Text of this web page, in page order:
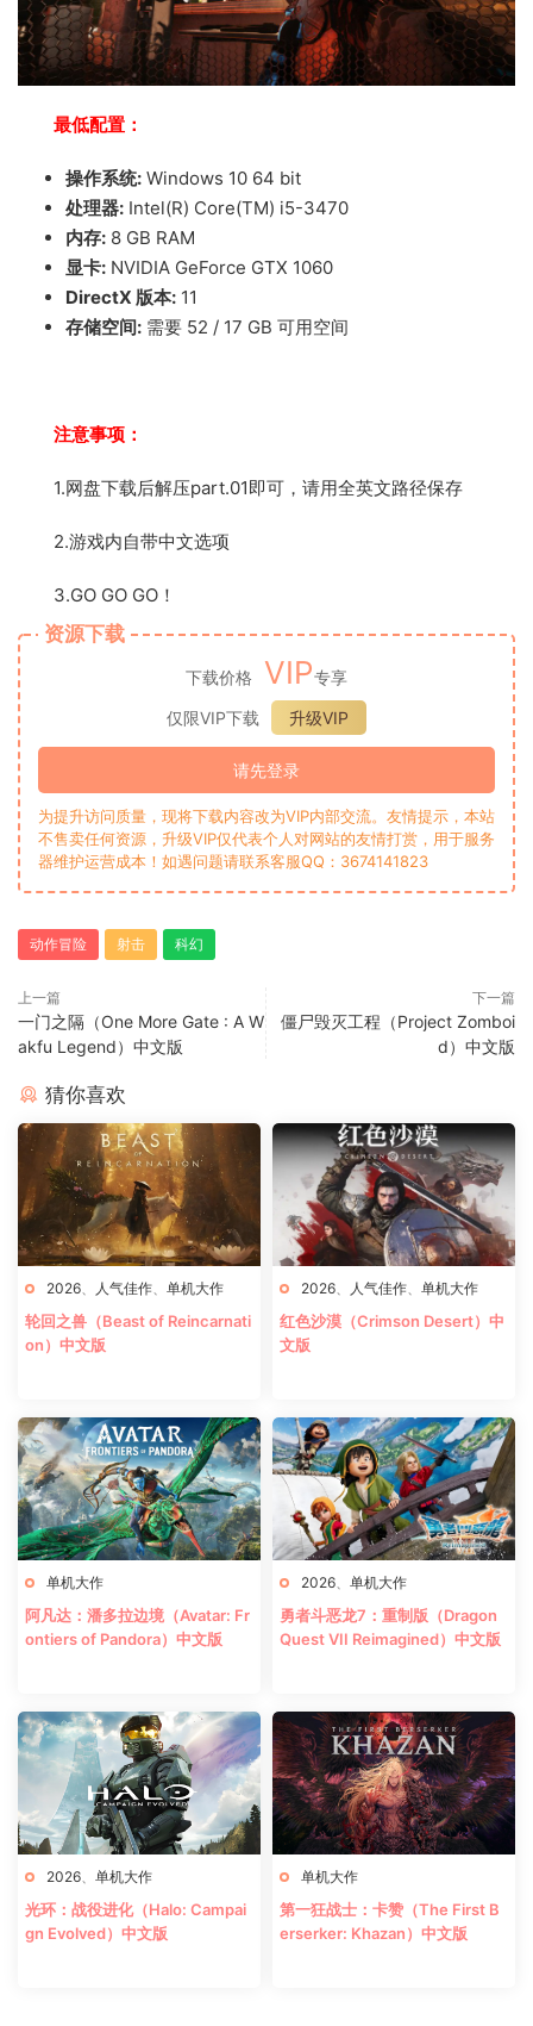
最低配置：
操作系统: Windows 10 64 bit
处理器: Intel(R) Core(TM) i5-3470
内存: 8 GB RAM
显卡: NVIDIA GeForce GTX 1060
DirectX 版本: 11
存储空间: 需要 52 / 17 GB 可用空间
注意事项：
1.网盘下载后解压part.01即可，请用全英文路径保存
2.游戏内自带中文选项
3.GO GO GO！
资源下载
下载价格 VIP专享
仅限VIP下载
升级VIP
请先登录
为提升访问质量，现将下载内容改为VIP内部交流。友情提示，本站
不售卖任何资源，升级VIP仅代表个人对网站的友情打赏，用于服务
器维护运营成本！如遇问题请联系客服QQ：3674141823
动作冒险 射击 科幻
上一篇
一门之隔（One More Gate : A W
akfu Legend）中文版
下一篇
僵尸毁灭工程（Project Zomboi
d）中文版
猜你喜欢
2026 人气佳作 单机大作
轮回之兽（Beast of Reincarnati
on）中文版
2026 人气佳作 单机大作
红色沙漠（Crimson Desert）中
文版
单机大作
阿凡达：潘多拉边境（Avatar: Fr
ontiers of Pandora）中文版
2026 单机大作
勇者斗恶龙7：重制版（Dragon
Quest VII Reimagined）中文版
2026 单机大作
光环：战役进化（Halo: Campai
gn Evolved）中文版
单机大作
第一狂战士：卡赞（The First B
erserker: Khazan）中文版